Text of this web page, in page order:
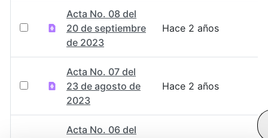
Acta No. 08 del
20 de septiembre
de 2023
Hace 2 años
Acta No. 07 del
23 de agosto de
2023
Hace 2 años
Acta No. 06 del